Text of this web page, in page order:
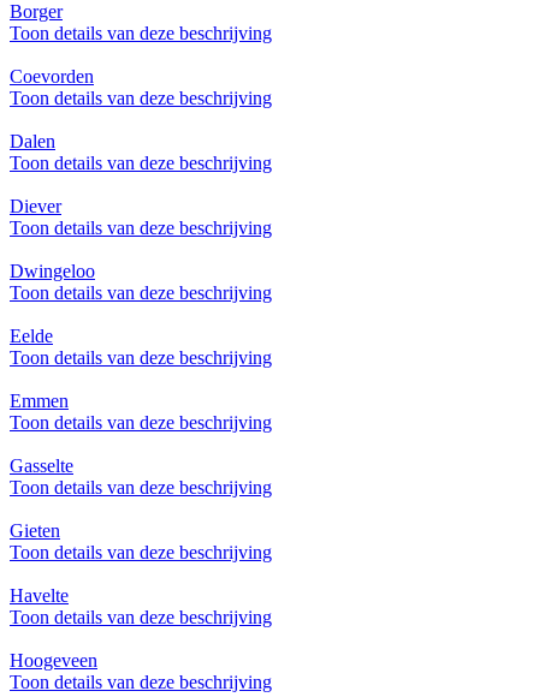
Borger
Toon details van deze beschrijving
Coevorden
Toon details van deze beschrijving
Dalen
Toon details van deze beschrijving
Diever
Toon details van deze beschrijving
Dwingeloo
Toon details van deze beschrijving
Eelde
Toon details van deze beschrijving
Emmen
Toon details van deze beschrijving
Gasselte
Toon details van deze beschrijving
Gieten
Toon details van deze beschrijving
Havelte
Toon details van deze beschrijving
Hoogeveen
Toon details van deze beschrijving